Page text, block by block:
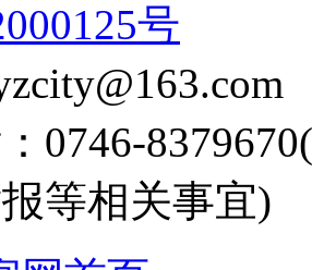
号
0746-
等相关事宜)